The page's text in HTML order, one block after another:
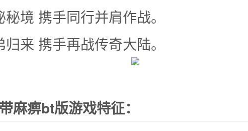
境 携手同行并肩作战。
来 携手再战传奇大陆。
麻痹bt版游戏特征：